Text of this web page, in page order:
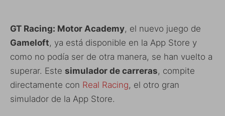
GT Racing: Motor Academy, el nuevo juego de
Gameloft, ya está disponible en la App Store y
como no podía ser de otra manera, se han vuelto a
superar. Este simulador de carreras, compite
directamente con Real Racing, el otro gran
simulador de la App Store.